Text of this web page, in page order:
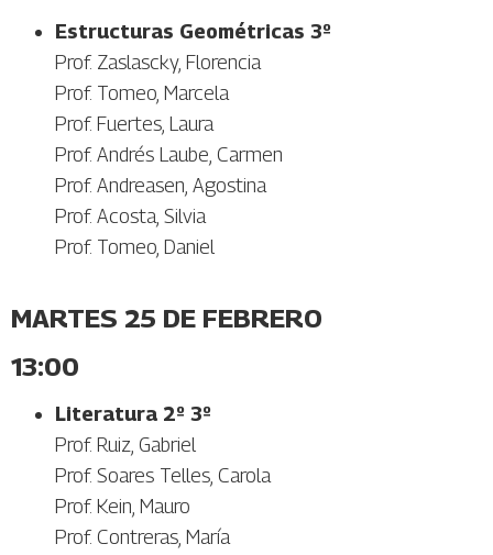
Estructuras Geométricas 3º
Prof. Zaslascky, Florencia
Prof. Tomeo, Marcela
Prof. Fuertes, Laura
Prof. Andrés Laube, Carmen
Prof. Andreasen, Agostina
Prof. Acosta, Silvia
Prof. Tomeo, Daniel
MARTES 25 DE FEBRERO
13:00
Literatura 2º 3º
Prof. Ruiz, Gabriel
Prof. Soares Telles, Carola
Prof. Kein, Mauro
Prof. Contreras, María